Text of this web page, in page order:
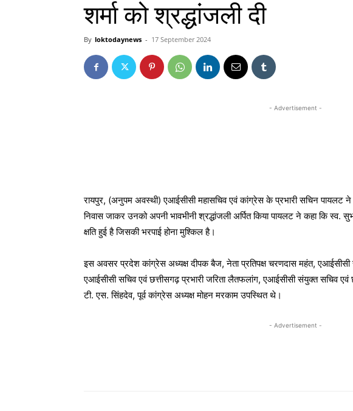
शर्मा को श्रद्धांजली दी
By loktodaynews - 17 September 2024
- Advertisement -
रायपुर, (अनुपम अवस्थी) एआईसीसी महासचिव एवं कांग्रेस के प्रभारी सचिन पायलट ने
निवास जाकर उनको अपनी भावभीनी श्रद्धांजली अर्पित किया पायलट ने कहा कि स्व.
क्षति हुई है जिसकी भरपाई होना मुश्किल है।
इस अवसर प्रदेश कांग्रेस अध्यक्ष दीपक बैज, नेता प्रतिपक्ष चरणदास महंत, एआईसीसी
एआईसीसी सचिव एवं छत्तीसगढ़ प्रभारी जरिता लैतफलांग, एआईसीसी संयुक्त सचिव एवं
टी. एस. सिंहदेव, पूर्व कांग्रेस अध्यक्ष मोहन मरकाम उपस्थित थे।
- Advertisement -